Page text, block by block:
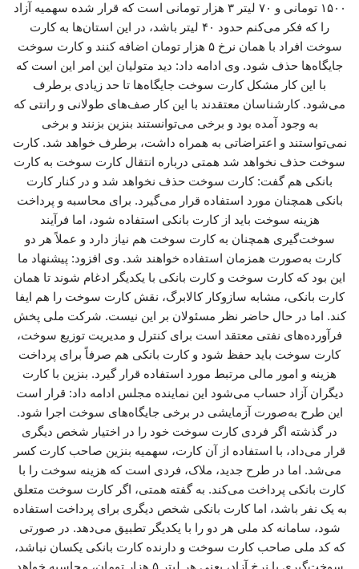
۱۵۰۰ تومانی و ۷۰ لیتر ۳ هزار تومانی است که قرار شده سهمیه آزاد
را که فکر می‌کنم حدود ۴۰ لیتر باشد، در این استان‌ها به کارت
سوخت افراد با همان نرخ ۵ هزار تومان اضافه کنند و کارت سوخت
جایگاه‌ها حذف شود. وی ادامه داد: دید متولیان این امر این است که
با این کار مشکل کارت سوخت جایگاه‌ها تا حد زیادی برطرف
می‌شود. کارشناسان معتقدند با این کار صف‌های طولانی و رانتی که
به وجود آمده بود و برخی می‌توانستند بنزین بزنند و برخی
نمی‌تواستند و اعتراضاتی به همراه داشت، برطرف خواهد شد. کارت
سوخت حذف نخواهد شد همتی درباره انتقال کارت سوخت به کارت
بانکی هم گفت: کارت سوخت حذف نخواهد شد و در کنار کارت
بانکی همچنان مورد استفاده قرار می‌گیرد. برای محاسبه و پرداخت
هزینه سوخت باید از کارت بانکی استفاده شود، اما فرآیند
سوخت‌گیری همچنان به کارت سوخت هم نیاز دارد و عملاً هر دو
کارت به‌صورت همزمان استفاده خواهند شد. وی افزود: پیشنهاد ما
این بود که کارت سوخت و کارت بانکی با یکدیگر ادغام شوند تا همان
کارت بانکی، مشابه سازوکار کالابرگ، نقش کارت سوخت را هم ایفا
کند. اما در حال حاضر نظر مسئولان بر این نیست. شرکت ملی پخش
فرآورده‌های نفتی معتقد است برای کنترل و مدیریت توزیع سوخت،
کارت سوخت باید حفظ شود و کارت بانکی هم صرفاً برای پرداخت
هزینه و امور مالی مرتبط مورد استفاده قرار گیرد. بنزین با کارت
دیگران آزاد حساب می‌شود این نماینده مجلس ادامه داد: قرار است
این طرح به‌صورت آزمایشی در برخی جایگاه‌های سوخت اجرا شود.
در گذشته اگر فردی کارت سوخت خود را در اختیار شخص دیگری
قرار می‌داد، با استفاده از آن کارت، سهمیه بنزین صاحب کارت کسر
می‌شد. اما در طرح جدید، ملاک، فردی است که هزینه سوخت را با
کارت بانکی پرداخت می‌کند. به گفته همتی، اگر کارت سوخت متعلق
به یک نفر باشد، اما کارت بانکی شخص دیگری برای پرداخت استفاده
شود، سامانه کد ملی هر دو را با یکدیگر تطبیق می‌دهد. در صورتی
که کد ملی صاحب کارت سوخت و دارنده کارت بانکی یکسان نباشد،
سوخت‌گیری با نرخ آزاد، یعنی هر لیتر ۵ هزار تومان، محاسبه خواهد